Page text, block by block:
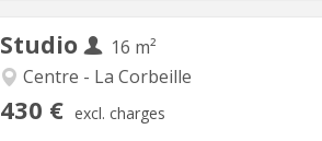
Studio
16 m²
Centre - La Corbeille
430 € excl. charges
Surface:16 m2